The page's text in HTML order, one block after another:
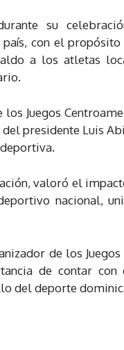
su
con el
a los atletas
Juegos
presidente Luis
valoró el
nacional,
de los
de contar con
del deporte